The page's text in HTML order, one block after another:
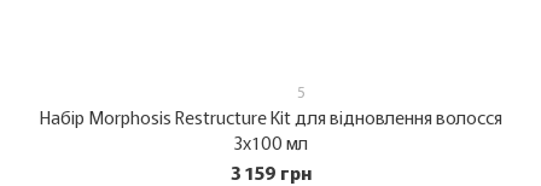
5
Набір Morphosis Restructure Kit для відновлення волосся
3x100 мл
3 159 грн